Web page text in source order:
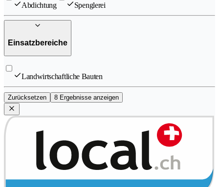
Abdichtung Spenglerei
Einsatzbereiche
Landwirtschaftliche Bauten
Zurücksetzen 8 Ergebnisse anzeigen